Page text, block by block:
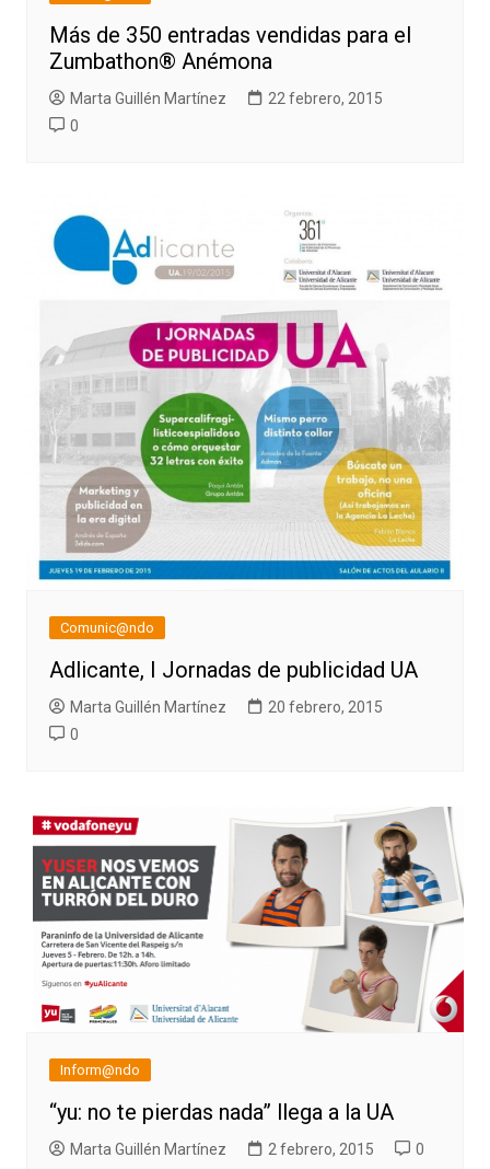
Más de 350 entradas vendidas para el
Zumbathon® Anémona
Marta Guillén Martínez
22 febrero, 2015
0
Comunic@ndo
Adlicante, I Jornadas de publicidad UA
Marta Guillén Martínez
20 febrero, 2015
0
Inform@ndo
“yu: no te pierdas nada” llega a la UA
Marta Guillén Martínez 2 febrero, 2015 0